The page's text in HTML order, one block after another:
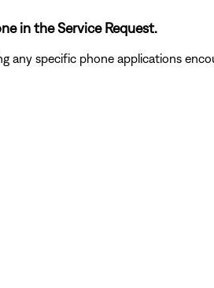
in the Service Request.
specific phone applications